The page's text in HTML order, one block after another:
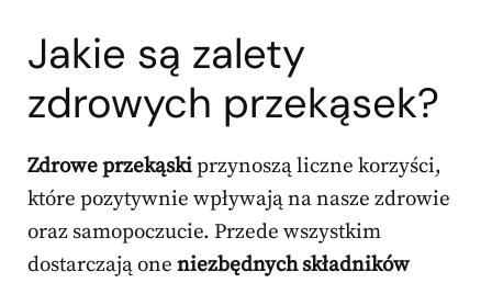
Jakie są zalety
zdrowych przekąsek?
Zdrowe przekąskiprzynoszą liczne korzyści,
które pozytywnie wpływają na nasze zdrowie
oraz samopoczucie. Przede wszystkim
dostarczają one niezbędnych składników